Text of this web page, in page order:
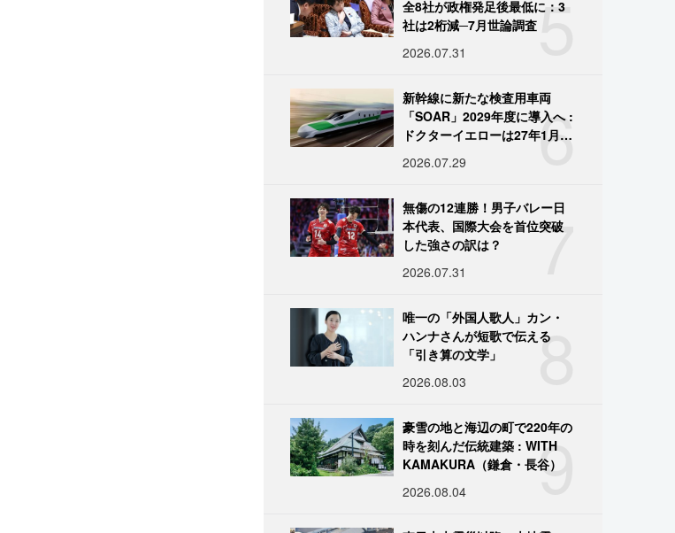
5
全8社が政権発足後最低に：3
社は2桁減─7月世論調査
2026.07.31
6
新幹線に新たな検査用車両
「SOAR」2029年度に導入へ :
ドクターイエローは27年1月に
2026.07.29
7
無傷の12連勝！男子バレー日
本代表、国際大会を首位突破
した強さの訳は？
2026.07.31
8
唯一の「外国人歌人」カン・
ハンナさんが短歌で伝える
「引き算の文学」
2026.08.03
9
豪雪の地と海辺の町で220年の
時を刻んだ伝統建築 : WITH
KAMAKURA（鎌倉・長谷）
2026.08.04